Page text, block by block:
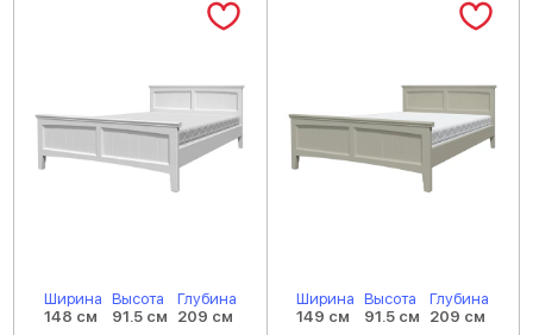
Ширина
148 см
Высота
91.5 см
Глубина
209 см
Ширина
149 см
Высота
91.5 см
Глубина
209 см